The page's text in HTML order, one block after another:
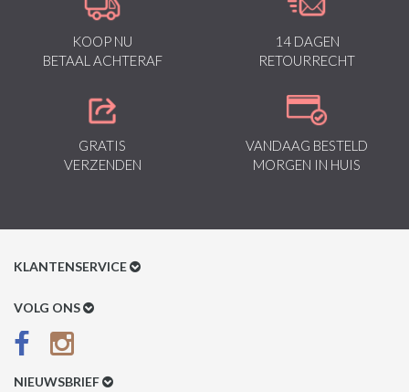
KOOP NU
BETAAL ACHTERAF
14 DAGEN
RETOURRECHT
GRATIS
VERZENDEN
VANDAAG BESTELD
MORGEN IN HUIS
KLANTENSERVICE
Klantenservice
Betaalmethoden
VOLG ONS
NIEUWSBRIEF